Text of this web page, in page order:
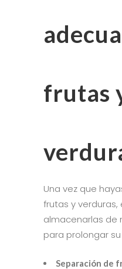
frutas
Una vez que
frutas y verduras,
almacenarlas de
para prolongar
Separación de